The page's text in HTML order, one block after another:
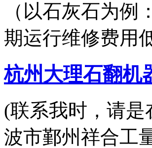
（以石灰石为例
期运行维修费用
杭州大理石翻机
(联系我时，请
波市鄞州祥合工